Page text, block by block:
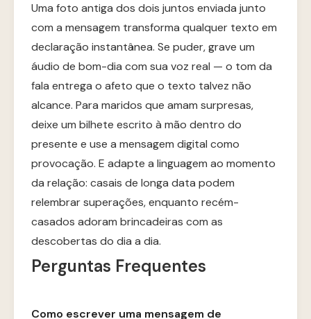
Uma foto antiga dos dois juntos enviada junto
com a mensagem transforma qualquer texto em
declaração instantânea. Se puder, grave um
áudio de bom-dia com sua voz real — o tom da
fala entrega o afeto que o texto talvez não
alcance. Para maridos que amam surpresas,
deixe um bilhete escrito à mão dentro do
presente e use a mensagem digital como
provocação. E adapte a linguagem ao momento
da relação: casais de longa data podem
relembrar superações, enquanto recém-
casados adoram brincadeiras com as
descobertas do dia a dia.
Perguntas Frequentes
Como escrever uma mensagem de